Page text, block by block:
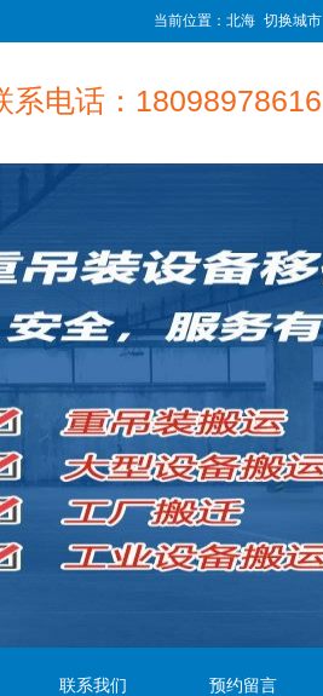
当前位置：北海 切换城市
系电话：18098978616
联系我们 预约留言